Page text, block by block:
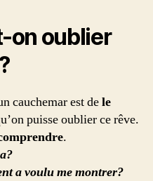
on oublier
cauchemar est dele
puisse oublier ce rêve.
.
a voulu me montrer?